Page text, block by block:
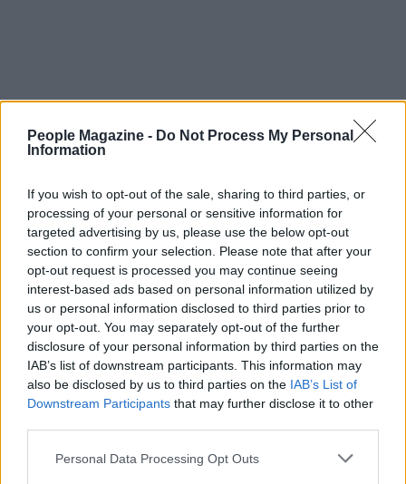
People Magazine - Do Not Process My Personal
Information
If you wish to opt-out of the sale, sharing to third parties, or
processing of your personal or sensitive information for
targeted advertising by us, please use the below opt-out
section to confirm your selection. Please note that after your
opt-out request is processed you may continue seeing
interest-based ads based on personal information utilized by
us or personal information disclosed to third parties prior to
your opt-out. You may separately opt-out of the further
disclosure of your personal information by third parties on the
IAB’s list of downstream participants. This information may
also be disclosed by us to third parties on the IAB’s List of
Downstream Participants that may further disclose it to other
Please note that this website/app uses one or more Google
Personal Data Processing Opt Outs
AUTORE
AiAdhubMedia